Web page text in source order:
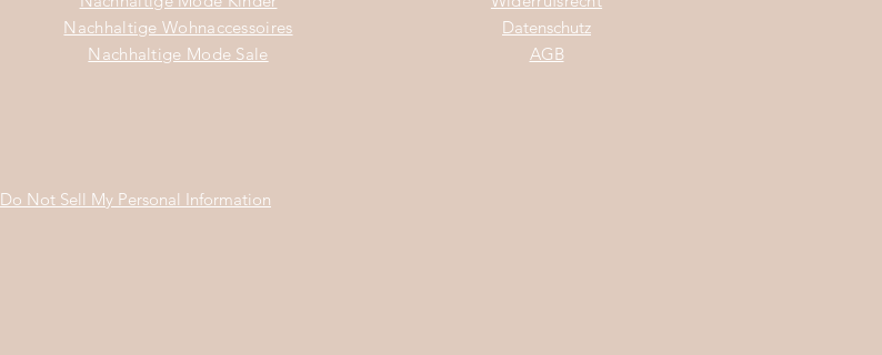
Nachhaltige Wohnaccessoires
Nachhaltige Mode Sale
Datenschutz
AGB
Do Not Sell My Personal Information